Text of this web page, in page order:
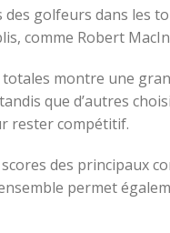
des golfeurs dans les
comme Robert
totales montre une
que d’autres
rester compétitif.
des principaux
permet